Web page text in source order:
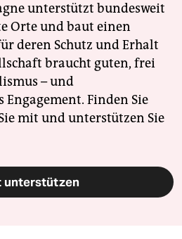
unterstützt bundesweit
Orte und baut einen
deren Schutz und Erhalt
braucht guten, frei
– und
Finden Sie
mit und unterstützen Sie